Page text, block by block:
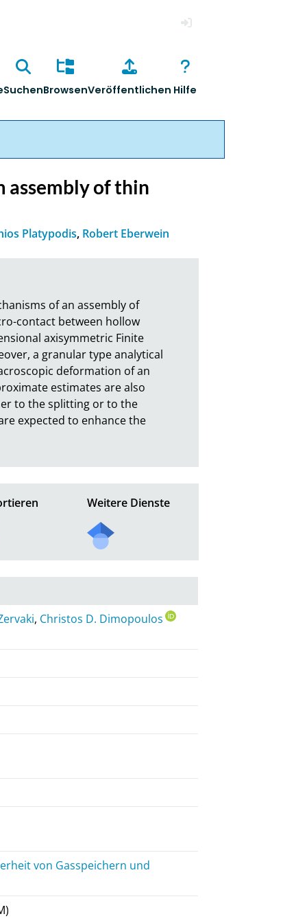
SuchenBrowsenVeröffentlichen Hilfe
assembly of thin
Platypodis, Robert Eberwein
of an assembly of
contact between hollow
axisymmetric Finite
a granular type analytical
deformation of an
estimates are also
to the splitting or to the
expected to enhance the
Weitere Dienste
, Christos D. Dimopoulos
von Gasspeichern und